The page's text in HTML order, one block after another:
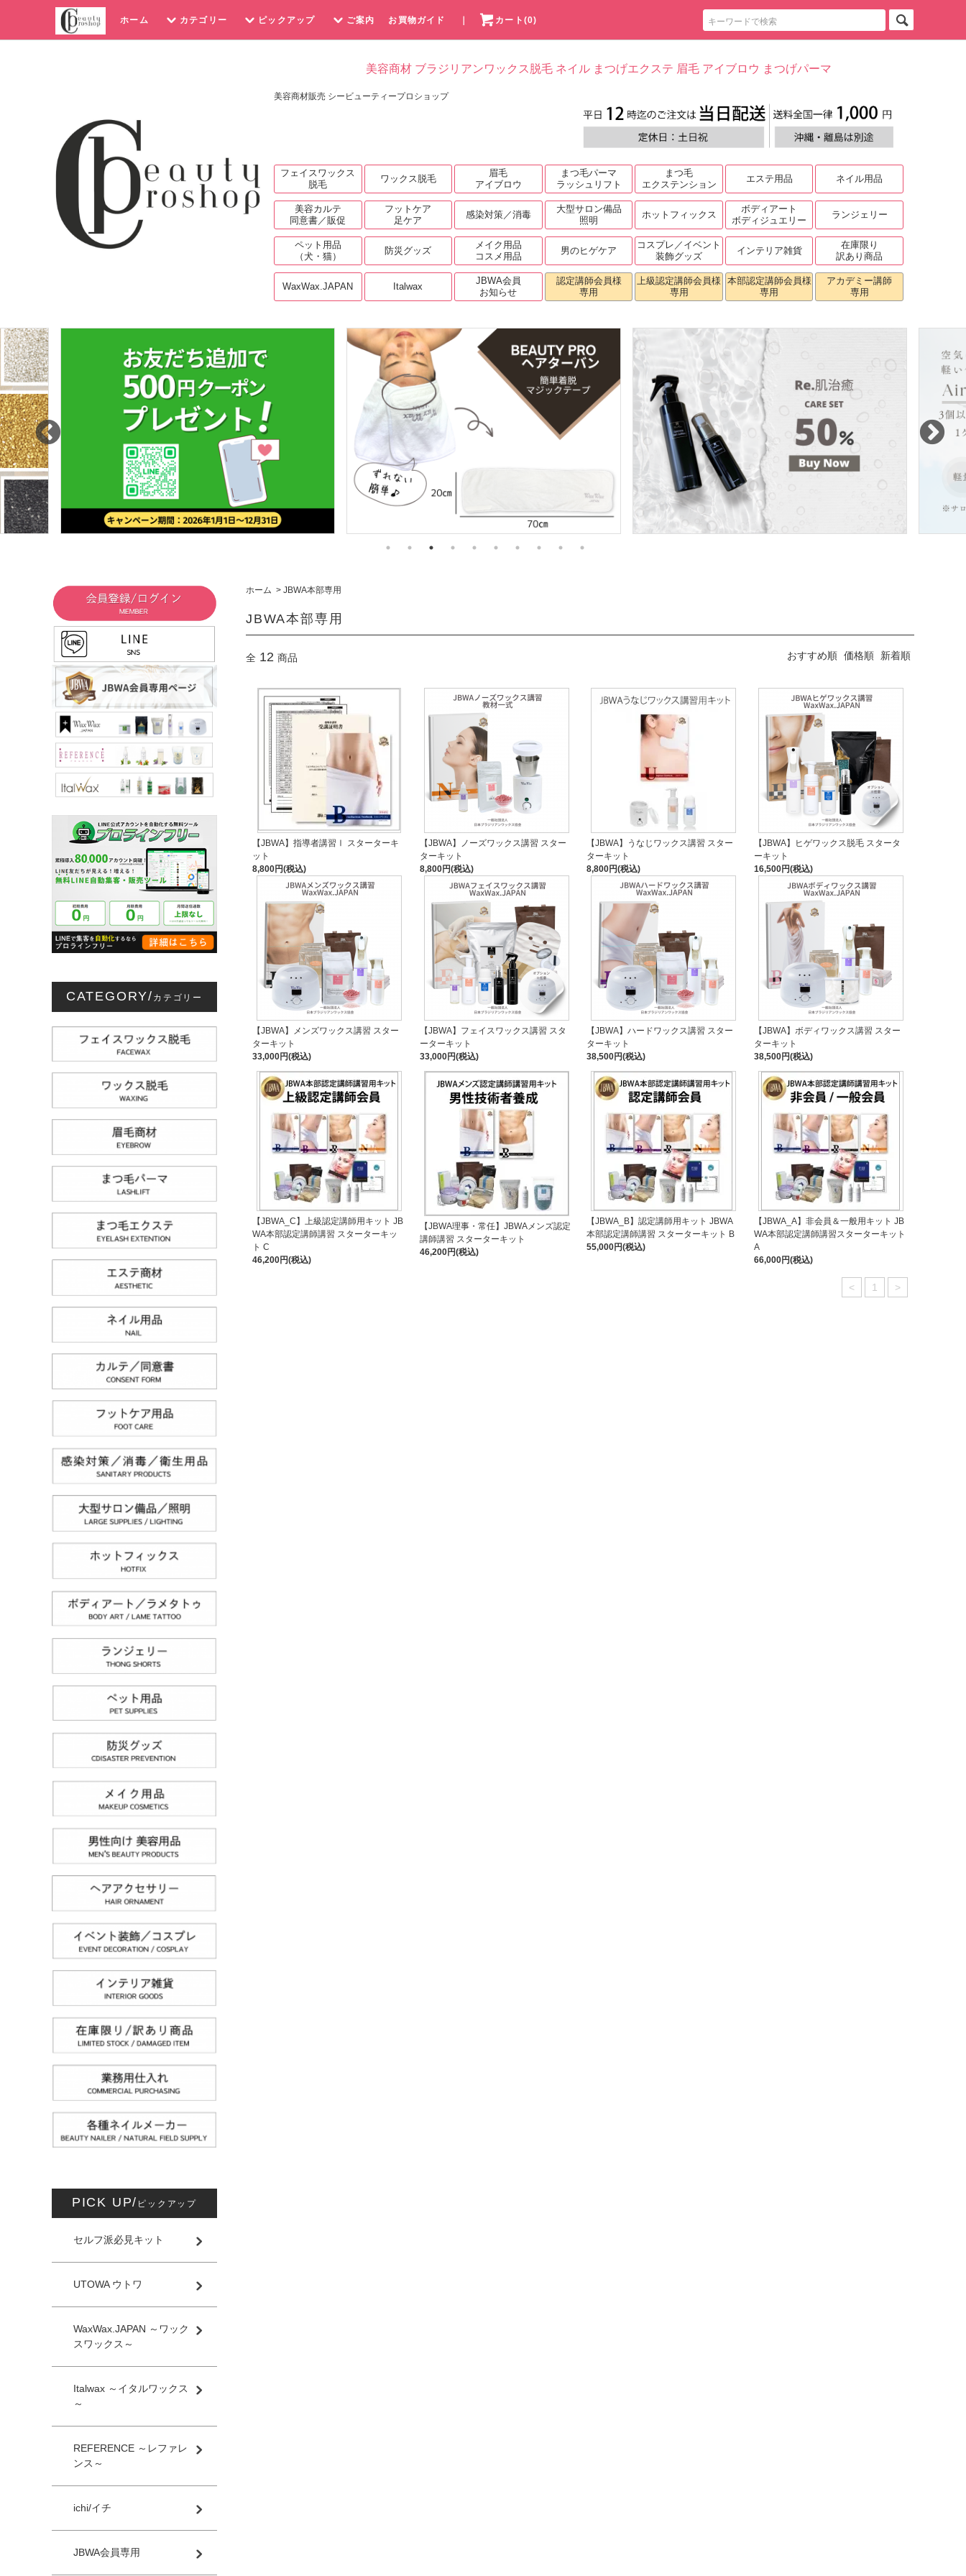
ホーム カテゴリー ピックアップ ご案内 お買物ガイド ｜ カート(0)
美容商材 ブラジリアンワックス脱毛 ネイル まつげエクステ 眉毛 アイブロウ まつげパーマ
美容商材販売 シービューティープロショップ
フェイスワックス
脱毛
ワックス脱毛
眉毛
アイブロウ
まつ毛パーマ
ラッシュリフト
まつ毛
エクステンション
エステ用品 ネイル用品
美容カルテ
同意書／販促
フットケア
足ケア
感染対策／消毒
大型サロン備品
照明
ホットフィックス
ボディアート
ボディジュエリー
ランジェリー
ペット用品
（犬・猫）
防災グッズ
メイク用品
コスメ用品
男のヒゲケア
コスプレ／イベント
装飾グッズ
インテリア雑貨
在庫限り
訳あり商品
WaxWax.JAPAN Italwax
JBWA会員
お知らせ
認定講師会員様
専用
上級認定講師会員様
専用
本部認定講師会員様
専用
アカデミー講師
専用
CATEGORY/ カテゴリー
PICK UP/ ピックアップ
セルフ派必見キット
UTOWA ウトワ
WaxWax.JAPAN ～ワック
スワックス～
Italwax ～イタルワックス
～
REFERENCE ～レファレ
ンス～
ichi/イチ
JBWA会員専用
ホーム > JBWA本部専用
JBWA本部専用
全 12 商品 おすすめ順 価格順 新着順
【JBWA】指導者講習Ⅰ スターターキ
ット
8,800円(税込)
【JBWA】ノーズワックス講習 スター
ターキット
8,800円(税込)
【JBWA】うなじワックス講習 スター
ターキット
8,800円(税込)
【JBWA】ヒゲワックス脱毛 スタータ
ーキット
16,500円(税込)
【JBWA】メンズワックス講習 スター
ターキット
33,000円(税込)
【JBWA】フェイスワックス講習 スタ
ーターキット
33,000円(税込)
【JBWA】ハードワックス講習 スター
ターキット
38,500円(税込)
【JBWA】ボディワックス講習 スター
ターキット
38,500円(税込)
【JBWA_C】上級認定講師用キット JB
WA本部認定講師講習 スターターキッ
ト C
46,200円(税込)
【JBWA理事・常任】JBWAメンズ認定
講師講習 スターターキット
46,200円(税込)
【JBWA_B】認定講師用キット JBWA
本部認定講師講習 スターターキット B
55,000円(税込)
【JBWA_A】非会員＆一般用キット JB
WA本部認定講師講習スターターキット
A
66,000円(税込)
< 1 >